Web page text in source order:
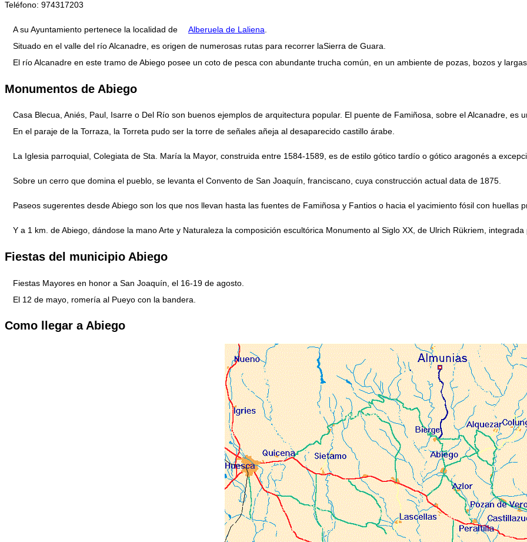
Teléfono: 974317203
A su Ayuntamiento pertenece la localidad de Alberuela de Laliena.
Situado en el valle del río Alcanadre, es origen de numerosas rutas para recorrer laSierra de Guara.
El río Alcanadre en este tramo de Abiego posee un coto de pesca con abundante trucha común, en un ambiente de pozas, bozos y
Monumentos de Abiego
Casa Blecua, Aniés, Paul, Isarre o Del Río son buenos ejemplos de arquitectura popular. El puente de Famiñosa, sobre el Alcanadre, es
En el paraje de la Torraza, la Torreta pudo ser la torre de señales añeja al desaparecido castillo árabe.
La Iglesia parroquial, Colegiata de Sta. María la Mayor, construida entre 1584-1589, es de estilo gótico tardío o gótico aragonés a
Sobre un cerro que domina el pueblo, se levanta el Convento de San Joaquín, franciscano, cuya construcción actual data de 1875.
Paseos sugerentes desde Abiego son los que nos llevan hasta las fuentes de Famiñosa y Fantios o hacia el yacimiento fósil con huellas
Y a 1 km. de Abiego, dándose la mano Arte y Naturaleza la composición escultórica Monumento al Siglo XX, de Ulrich Rükriem,
Fiestas del municipio Abiego
Fiestas Mayores en honor a San Joaquín, el 16-19 de agosto.
El 12 de mayo, romería al Pueyo con la bandera.
Como llegar a Abiego